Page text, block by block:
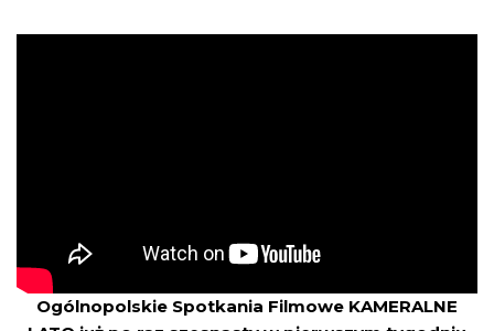
Ogólnopolskie Spotkania Filmowe KAMERALNE